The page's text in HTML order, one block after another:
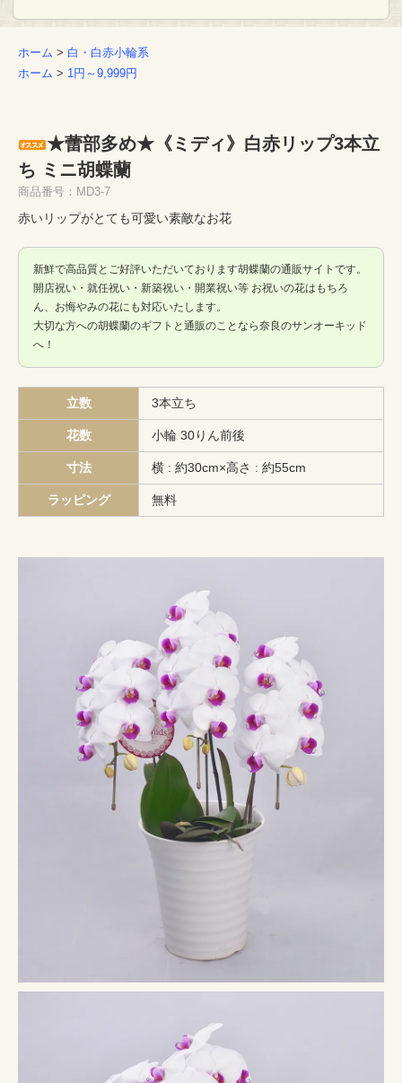
ホーム > 白・白赤小輪系
ホーム > 1円～9,999円
★蕾部多め★《ミディ》白赤リップ3本立
ち ミニ胡蝶蘭
商品番号：MD3-7
赤いリップがとても可愛い素敵なお花
新鮮で高品質とご好評いただいております胡蝶蘭の通販サイトです。
開店祝い・就任祝い・新築祝い・開業祝い等 お祝いの花はもちろ
ん、お悔やみの花にも対応いたします。
大切な方への胡蝶蘭のギフトと通販のことなら奈良のサンオーキッド
へ！
立数 3本立ち
花数 小輪 30りん前後
寸法 横 : 約30cm×高さ : 約55cm
ラッピング 無料